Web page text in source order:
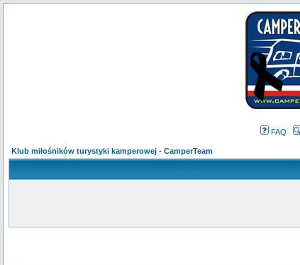
FAQ
Klub miłośników turystyki kamperowej - CamperTeam